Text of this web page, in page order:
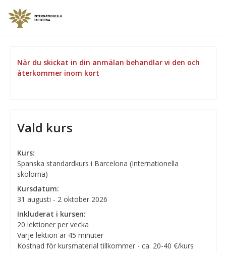
När du skickat in din anmälan behandlar vi den och
återkommer inom kort
Vald kurs
Kurs:
Spanska standardkurs i Barcelona (Internationella
skolorna)
Kursdatum:
31 augusti - 2 oktober 2026
Inkluderat i kursen:
20 lektioner per vecka
Varje lektion är 45 minuter
Kostnad för kursmaterial tillkommer - ca. 20-40 €/kurs